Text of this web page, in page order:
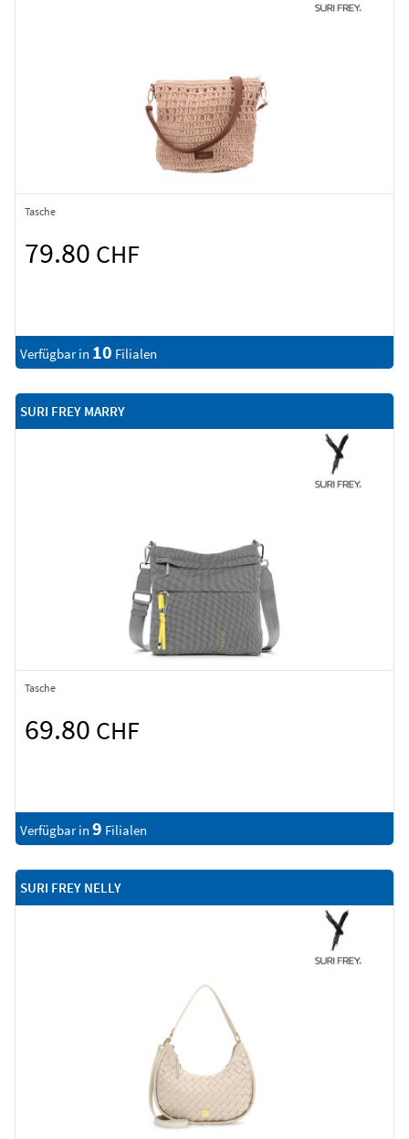
Tasche
79.80 CHF
Verfügbar in 10 Filialen
SURI FREY MARRY
Tasche
69.80 CHF
Verfügbar in 9 Filialen
SURI FREY NELLY